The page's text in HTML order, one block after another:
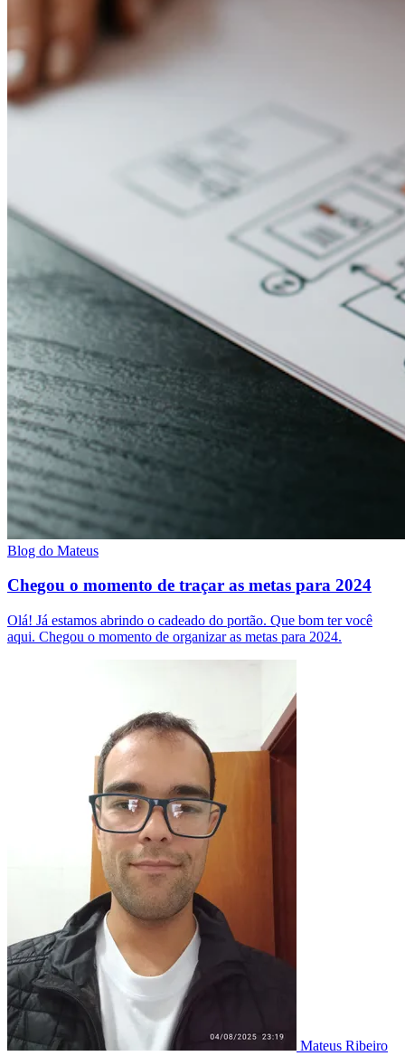
Blog do Mateus
Chegou o momento de traçar as metas para 2024
Olá! Já estamos abrindo o cadeado do portão. Que bom ter você
aqui. Chegou o momento de organizar as metas para 2024.
Mateus Ribeiro